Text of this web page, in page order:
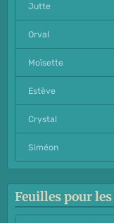
Jutte
Orval
Moïsette
Estève
Crystal
Siméon
Feuilles pour